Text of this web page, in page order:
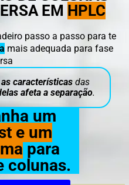
EM HPLC
passo a passo para te
mais adequada para fase
características das
afeta a separação.
um
e um
para
colunas.